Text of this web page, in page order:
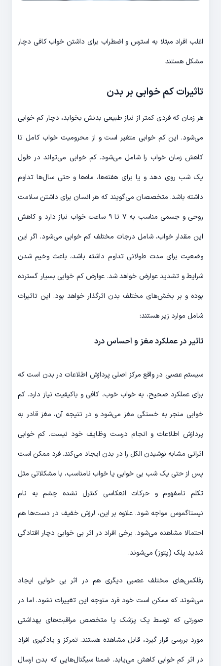
اغلب افراد مبتلا به استرس و اضطراب برای داشتن خواب کافی دچار
مشکل هستند
تاثیرات کم خوابی بر بدن
هر زمان که فردی کمتر از نیاز طبیعی بدنش بخوابد، دچار کم خوابی
می‌شود. این کم خوابی متغیر است و از محرومیت خواب کامل تا
کاهش زمان خواب را شامل می‌شود. کم خوابی می‌تواند در طول
یک شب روی دهد و یا برای هفته‌ها، ماه‌ها و حتی سال‌ها تداوم
داشته باشد. متخصصان می‌گویند که هر انسان برای داشتن سلامت
روحی و جسمی مناسب به ۷ تا ۹ ساعت خواب نیاز دارد و کاهش
این مقدار خواب، شامل درجات مختلف کم خوابی می‌شود. اگر این
وضعیت برای مدت طولانی تداوم داشته باشد، باعث وخیم شدن
شرایط و تشدید عوارض خواهد شد. عوارض کم خوابی بسیار گسترده
بوده و بر بخش‌های مختلف بدن اثرگذار خواهد بود. این تاثیرات
شامل موارد زیر هستند:
تاثیر در عملکرد مغز و احساس درد
سیستم عصبی در واقع مرکز اصلی پردازش اطلاعات در بدن است که
برای عملکرد صحیح، به خواب خوب، کافی و باکیفیت نیاز دارد. کم
خوابی منجر به خستگی مغز می‌شود و در نتیجه آن، مغز قادر به
پردازش اطلاعات و انجام درست وظایف خود نیست. کم خوابی
اثراتی مشابه نوشیدن الکل را در بدن ایجاد می‌کند. فرد ممکن است
پس از حتی یک شب بی ‌خوابی یا خواب نامناسب، با مشکلاتی مثل
تکلم نامفهوم و حرکات انعکاسی کنترل نشده چشم به نام
نیستاگموس مواجه شود. علاوه بر این، لرزش خفیف در دست‌ها هم
احتمالا مشاهده می‌شود. برخی افراد در اثر بی خوابی دچار افتادگی
شدید پلک (پتوز) می‌شوند.
رفلکس‌های مختلف عصبی دیگری هم در اثر بی خوابی ایجاد
می‌شوند که ممکن است خود فرد متوجه این تغییرات نشود. اما در
صورتی که توسط یک پزشک یا متخصص مراقبت‌های بهداشتی
مورد بررسی قرار گیرد، قابل مشاهده هستند. تمرکز و یادگیری افراد
در اثر کم خوابی کاهش می‌یابد. ضمنا سیگنال‌هایی که بدن ارسال